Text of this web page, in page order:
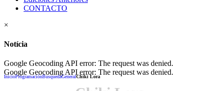
CONTACTO
×
Notícia
Google Geocoding API error: The request was denied.
Google Geocoding API error: The request was denied.
InicioProgramaciónBusquedaGeneralChiki Lora